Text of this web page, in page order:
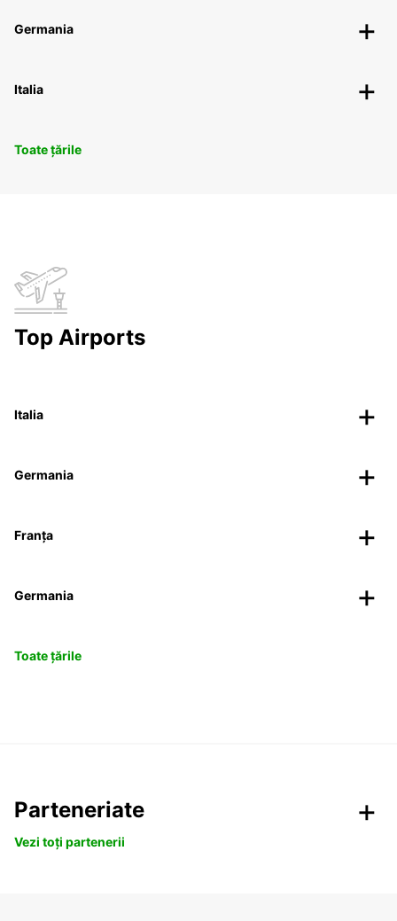
Germania
Italia
Toate țările
Top Airports
Italia
Germania
Franța
Germania
Toate țările
Parteneriate
Vezi toți partenerii